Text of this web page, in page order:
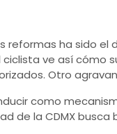
ha sido el
ve así cómo
Otro
como
de la CDMX